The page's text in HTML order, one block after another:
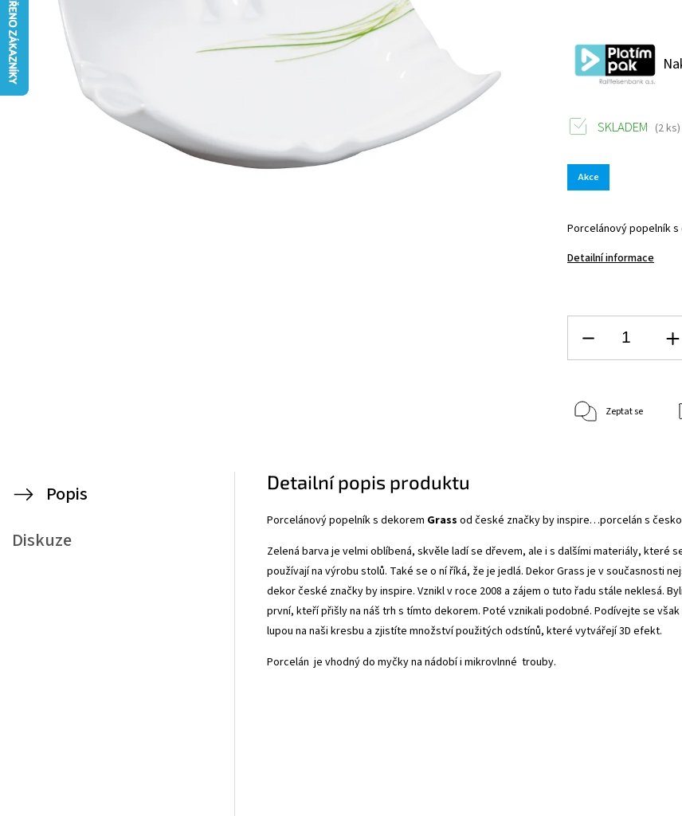
Akce
Porcelánový popelník
Detailní informace
SKLADEM (2 ks)
Zeptat se
Popis
Diskuze
Detailní popis produktu
Porcelánový popelník s dekorem Grass od české značky by inspire…porcelán s
Zelená barva je velmi oblíbená, skvěle ladí se dřevem, ale i s dalšími materiály, které
používají na výrobu stolů. Také se o ní říká, že je jedlá. Dekor Grass je v současnosti
dekor české značky by inspire. Vznikl v roce 2008 a zájem o tuto řadu stále neklesá.
první, kteří přišly na náš trh s tímto dekorem. Poté vznikali podobné. Podívejte se
lupou na naši kresbu a zjistíte množství použitých odstínů, které vytvářejí 3D efekt.
Porcelán je vhodný do myčky na nádobí i mikrovlnné trouby.